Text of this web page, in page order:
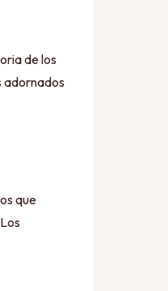
de los
adornados
que